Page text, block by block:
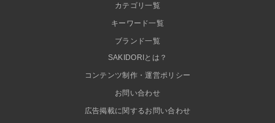
カテゴリ一覧
キーワード一覧
ブランド一覧
SAKIDORIとは？
コンテンツ制作・運営ポリシー
お問い合わせ
広告掲載に関するお問い合わせ